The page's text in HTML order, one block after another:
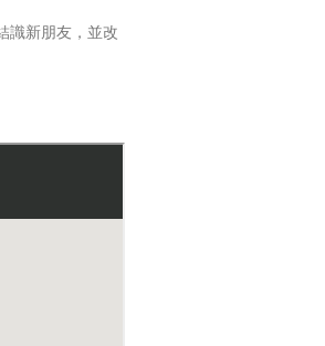
識新朋友，並改